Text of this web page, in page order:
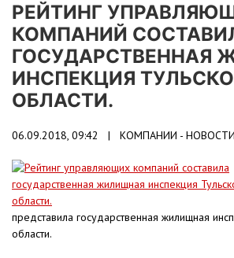
РЕЙТИНГ
КОМПАНИЙ
ГОСУДАРСТВЕННАЯ
ИНСПЕКЦИЯ
ОБЛАСТИ.
06.09.2018, 09:42 | КОМПАНИИ - НОВОСТИ
представила государственная жилищная
области.